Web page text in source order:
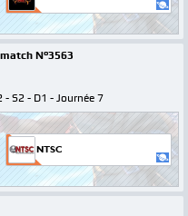
match N°3563
- S2 - D1 - Journée 7
NTSC